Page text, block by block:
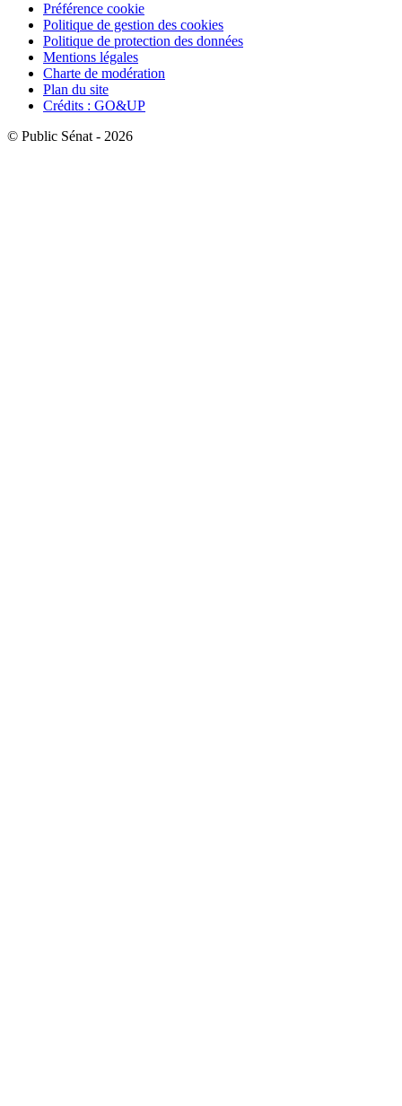
Préférence cookie
Politique de gestion des cookies
Politique de protection des données
Mentions légales
Charte de modération
Plan du site
Crédits : GO&UP
© Public Sénat - 2026